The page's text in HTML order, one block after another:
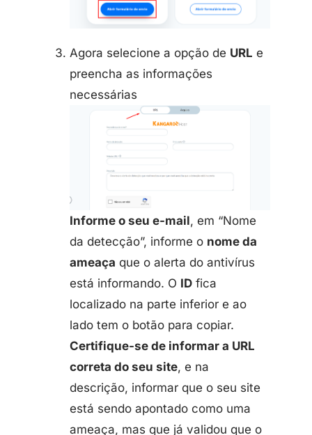
Agora selecione a opção de URL e
preencha as informações
necessárias
Informe o seu e-mail, em “Nome
da detecção”, informe o nome da
ameaça que o alerta do antivírus
está informando. O ID fica
localizado na parte inferior e ao
lado tem o botão para copiar.
Certifique-se de informar a URL
correta do seu site, e na
descrição, informar que o seu site
está sendo apontado como uma
ameaça, mas que já validou que o